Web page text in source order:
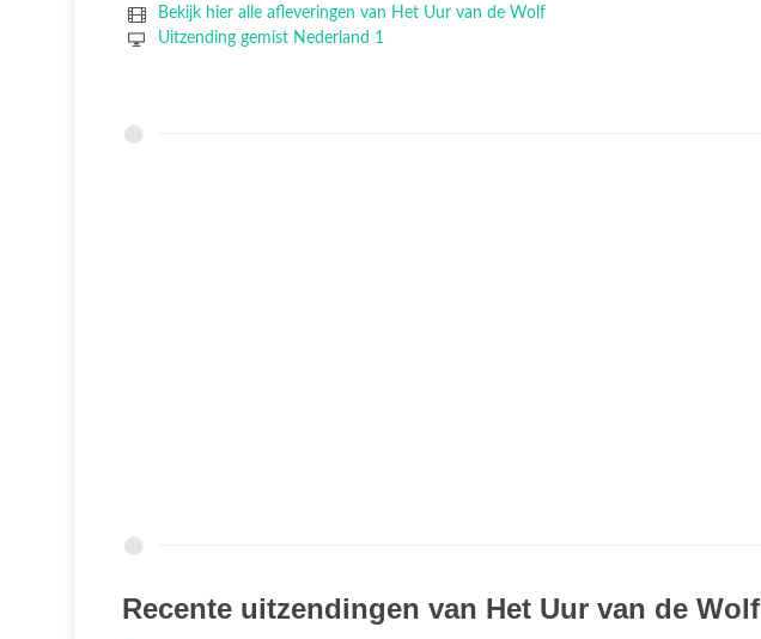
Bekijk hier alle afleveringen van Het Uur van de Wolf
Uitzending gemist Nederland 1
Recente uitzendingen van Het Uur van de Wolf